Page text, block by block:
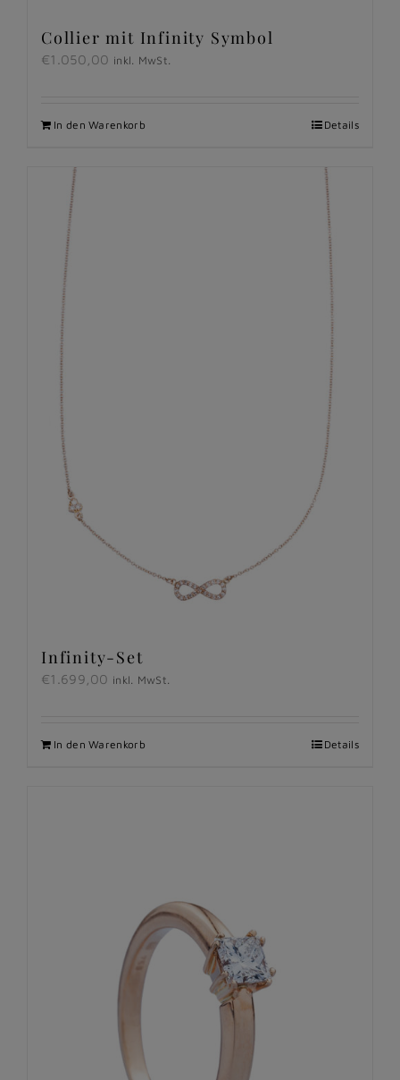
Collier mit Infinity Symbol
€1.050,00 inkl. MwSt.
In den Warenkorb Details
Infinity-Set
€1.699,00 inkl. MwSt.
In den Warenkorb Details